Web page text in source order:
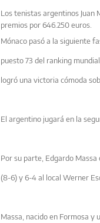
Los tenistas argentinos Juan
premios por 646.250 euros.
Mónaco pasó a la siguiente
puesto 73 del ranking
logró una victoria cómoda
El argentino jugará en la
Por su parte, Edgardo
(8-6) y 6-4 al local Werner
Massa, nacido en Formosa y